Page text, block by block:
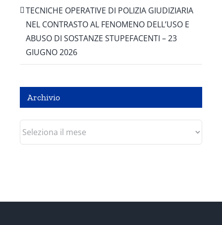
TECNICHE OPERATIVE DI POLIZIA GIUDIZIARIA
NEL CONTRASTO AL FENOMENO DELL’USO E
ABUSO DI SOSTANZE STUPEFACENTI – 23
GIUGNO 2026
Archivio
Archivio